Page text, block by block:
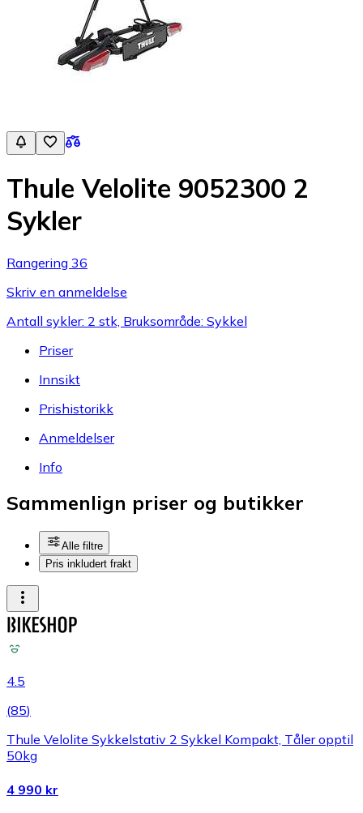
Thule Velolite 9052300 2
Sykler
Rangering 36
Skriv en anmeldelse
Antall sykler: 2 stk, Bruksområde: Sykkel
Priser
Innsikt
Prishistorikk
Anmeldelser
Info
Sammenlign priser og butikker
Alle filtre
Pris inkludert frakt
4.5
(85)
Thule Velolite Sykkelstativ 2 Sykkel Kompakt, Tåler opptil
50kg
4 990 kr